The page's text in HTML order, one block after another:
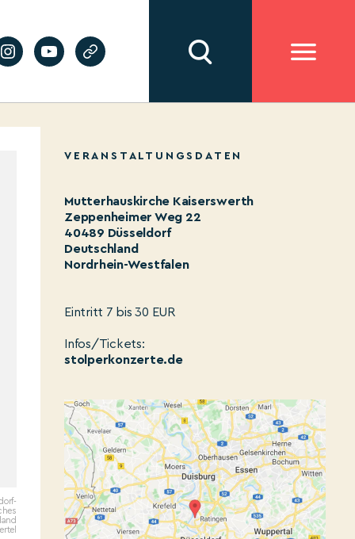
VERANSTALTUNGSDATEN
Mutterhauskirche Kaiserswerth
Zeppenheimer Weg 22
40489 Düsseldorf
Deutschland
Nordrhein-Westfalen
Eintritt 7 bis 30 EUR
Infos/Tickets:
stolperkonzerte.de